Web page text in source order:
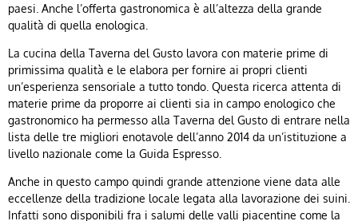
paesi. Anche l’offerta gastronomica è all’altezza della grande
qualità di quella enologica.
La cucina della Taverna del Gusto lavora con materie prime di
primissima qualità e le elabora per fornire ai propri clienti
un’esperienza sensoriale a tutto tondo. Questa ricerca attenta di
materie prime da proporre ai clienti sia in campo enologico che
gastronomico ha permesso alla Taverna del Gusto di entrare nella
lista delle tre migliori enotavole dell’anno 2014 da un’istituzione a
livello nazionale come la Guida Espresso.
Anche in questo campo quindi grande attenzione viene data alle
eccellenze della tradizione locale legata alla lavorazione dei suini.
Infatti sono disponibili fra i salumi delle valli piacentine come la